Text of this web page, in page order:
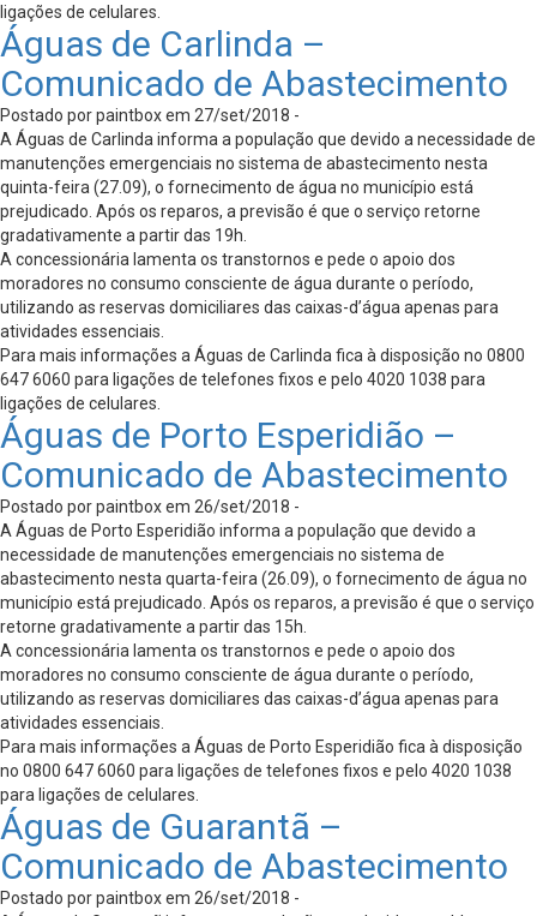
ligações de celulares.
Águas de Carlinda –
Comunicado de Abastecimento
Postado por paintbox em 27/set/2018 -
A Águas de Carlinda informa a população que devido a necessidade de
manutenções emergenciais no sistema de abastecimento nesta
quinta-feira (27.09), o fornecimento de água no município está
prejudicado. Após os reparos, a previsão é que o serviço retorne
gradativamente a partir das 19h.
A concessionária lamenta os transtornos e pede o apoio dos
moradores no consumo consciente de água durante o período,
utilizando as reservas domiciliares das caixas-d’água apenas para
atividades essenciais.
Para mais informações a Águas de Carlinda fica à disposição no 0800
647 6060 para ligações de telefones fixos e pelo 4020 1038 para
ligações de celulares.
Águas de Porto Esperidião –
Comunicado de Abastecimento
Postado por paintbox em 26/set/2018 -
A Águas de Porto Esperidião informa a população que devido a
necessidade de manutenções emergenciais no sistema de
abastecimento nesta quarta-feira (26.09), o fornecimento de água no
município está prejudicado. Após os reparos, a previsão é que o serviço
retorne gradativamente a partir das 15h.
A concessionária lamenta os transtornos e pede o apoio dos
moradores no consumo consciente de água durante o período,
utilizando as reservas domiciliares das caixas-d’água apenas para
atividades essenciais.
Para mais informações a Águas de Porto Esperidião fica à disposição
no 0800 647 6060 para ligações de telefones fixos e pelo 4020 1038
para ligações de celulares.
Águas de Guarantã –
Comunicado de Abastecimento
Postado por paintbox em 26/set/2018 -